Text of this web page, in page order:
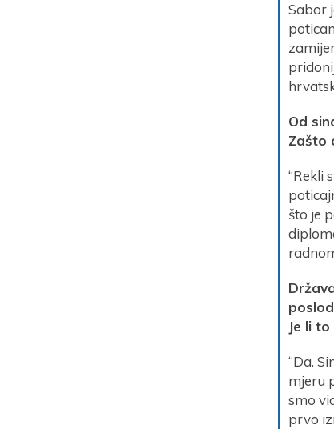
Sabor
Od
Zašto
“Rekli
što je
Je li
“Da.
mjeru
smo
prvo